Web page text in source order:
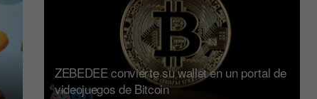
ZEBEDEE convierte su wallet en un portal de
videojuegos de Bitcoin